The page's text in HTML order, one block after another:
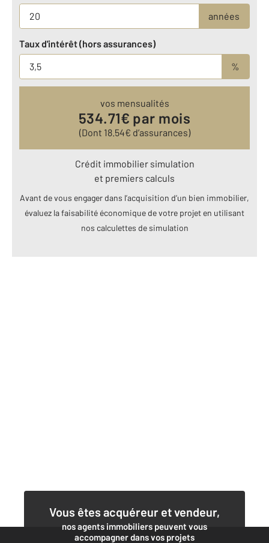
années
Taux d'intérêt (hors assurances)
%
vos mensualités
534.71€ par mois
(Dont 18.54€ d’assurances)
Crédit immobilier simulation
et premiers calculs
Avant de vous engager dans l’acquisition d’un bien immobilier,
évaluez la faisabilité économique de votre projet en utilisant
nos calculettes de simulation
Vous êtes acquéreur et vendeur,
nos agents immobiliers peuvent vous
accompagner dans vos projets